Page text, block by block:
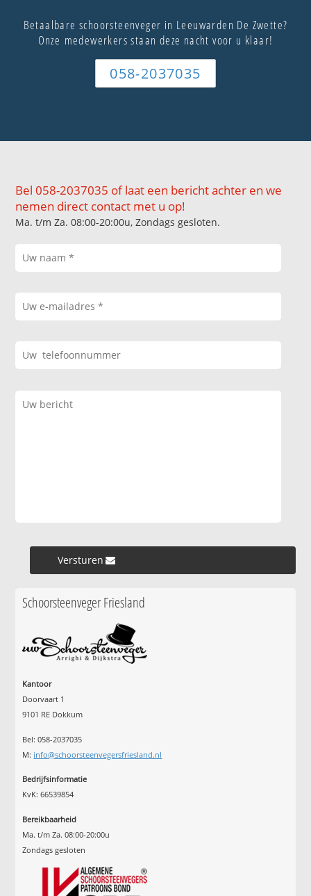
Betaalbare schoorsteenveger in Leeuwarden De Zwette?
Onze medewerkers staan deze nacht voor u klaar!
058-2037035
Bel 058-2037035 of laat een bericht achter en we
nemen direct contact met u op!
Ma. t/m Za. 08:00-20:00u, Zondags gesloten.
Versturen »
Schoorsteenveger Friesland
Kantoor
Doorvaart 1
9101 RE Dokkum
Bel: 058-2037035
M: info@schoorsteenvegersfriesland.nl
Bedrijfsinformatie
KvK: 66539854
Bereikbaarheid
Ma. t/m Za. 08:00-20:00u
Zondags gesloten